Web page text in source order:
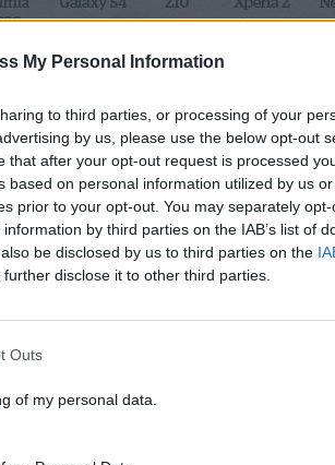
My Personal Information
to third parties, or processing of your
by us, please use the below opt-out
that after your opt-out request is processed
based on personal information utilized by us
prior to your opt-out. You may separately
by third parties on the IAB’s list of
be disclosed by us to third parties on the
disclose it to other third parties.
Outs
of my personal data.
από μόνες τους, τοGalaxy S4 κατάφερε να
και 405 λεπτά χρήσης internet με μια
ZκαιNexus 4να ακολουθούν. Τις
τα iPhone 5 και Nokia Lumia 920
παραμένει τοSamsung Galaxy Note II
του, των 5.5 ιντσών, που κατάφερε να
ομιλίας και 429 λεπτά χρήσης internet!
στο Google News για να
τα τεχνολογικά νέα, ή προσθέστε μας στον